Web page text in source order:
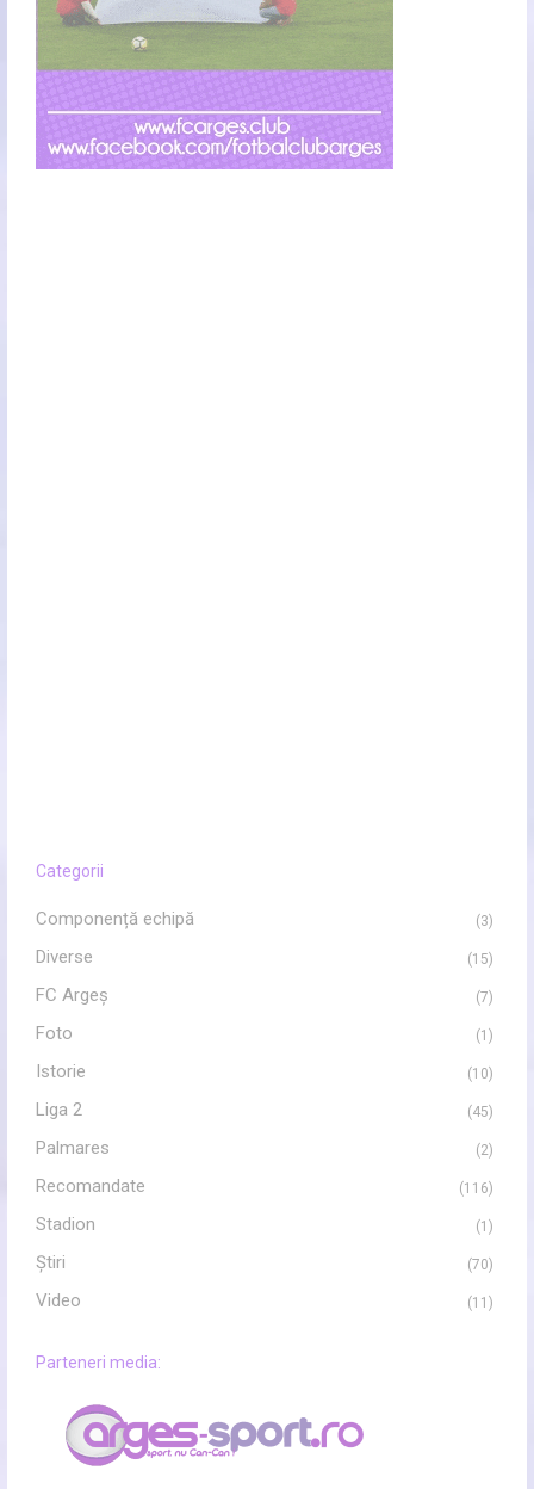
Categorii
Componență echipă (3)
Diverse (15)
FC Argeș (7)
Foto (1)
Istorie (10)
Liga 2 (45)
Palmares (2)
Recomandate (116)
Stadion (1)
Ştiri (70)
Video (11)
Parteneri media: